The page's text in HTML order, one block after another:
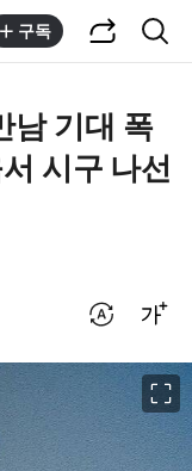
구독
남 기대 폭
시구 나선